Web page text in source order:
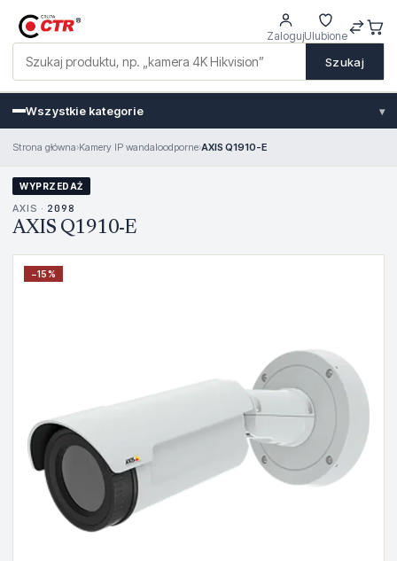
Szukaj
ZalogujUlubione
Wszystkie kategorie ▾
Strona główna›Kamery IP wandaloodporne›AXIS Q1910-E
WYPRZEDAŻ
AXIS · 2098
AXIS Q1910-E
−15%